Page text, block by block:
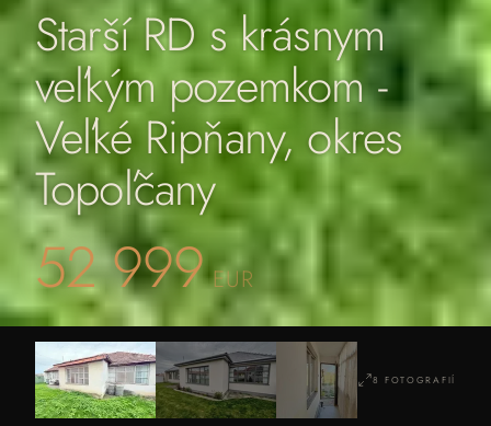
Starší RD s krásnym
veľkým pozemkom -
Veľké Ripňany, okres
Topoľčany
52 999 EUR
8 FOTOGRAFIÍ